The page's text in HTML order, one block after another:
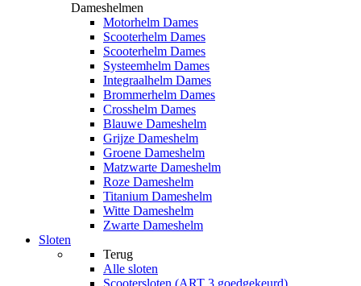
Dameshelmen
Motorhelm Dames
Scooterhelm Dames
Scooterhelm Dames
Systeemhelm Dames
Integraalhelm Dames
Brommerhelm Dames
Crosshelm Dames
Blauwe Dameshelm
Grijze Dameshelm
Groene Dameshelm
Matzwarte Dameshelm
Roze Dameshelm
Titanium Dameshelm
Witte Dameshelm
Zwarte Dameshelm
Sloten
Terug
Alle sloten
Scootersloten (ART 3 goedgekeurd)